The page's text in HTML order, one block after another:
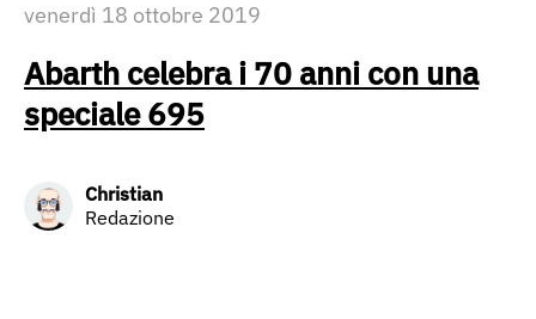
venerdì 18 ottobre 2019
Abarth celebra i 70 anni con una
speciale 695
Christian
Redazione